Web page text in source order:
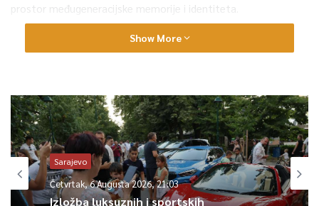
prostor međugeneracijske memorije i identiteta.
Direktor Festivala Dino Mustafić istakao je da je riječ o prvom
općine Novo Sarajevo, kojih ima značajan broj.
Mustafić je naglasio da organizatori već planiraju širenje
manifestacije, s namjerom da naredne godine preraste u
gradski, a u budućnosti i međunarodni događaj.
Show More
Sarajevo
Četvrtak, 6 Augusta 2026, 21:03
Izložba luksuznih i sportskih